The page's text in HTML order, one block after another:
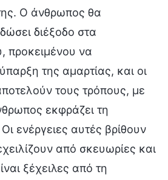
Ο άνθρωπος θα
διέξοδο στα
προκειμένου να
της αμαρτίας, και οι
τους τρόπους, με
εκφράζει τη
ενέργειες αυτές βρίθουν
από σκευωρίες και
ξέχειλες από τη